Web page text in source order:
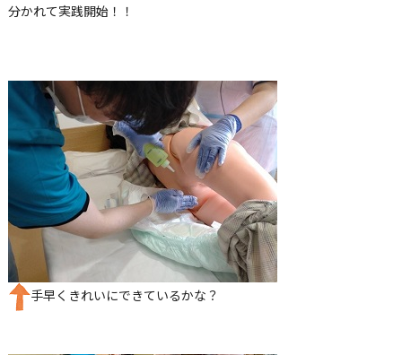
分かれて実践開始！！
手早くきれいにできているかな？